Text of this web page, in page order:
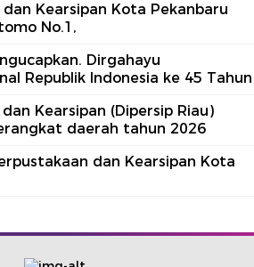
Kearsipan Kota Pekanbaru
No.1,
Dirgahayu
Republik Indonesia ke 45 Tahun
Kearsipan (Dipersip Riau)
daerah tahun 2026
dan Kearsipan Kota